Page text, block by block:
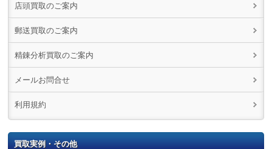
店頭買取のご案内
郵送買取のご案内
精錬分析買取のご案内
メールお問合せ
利用規約
買取実例・その他